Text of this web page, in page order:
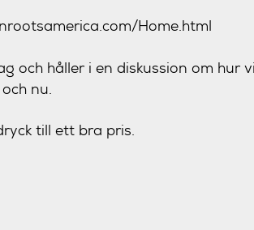
Home.html
och håller i en diskussion om hur
nu.
till ett bra pris.